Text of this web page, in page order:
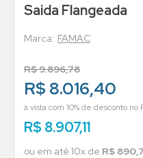
Saida Flangeada
FAMAC
R$9.896,78
R$ 8.016,40
à vista com 10% de desconto no
R$ 8.907,11
ou em até 10x de R$ 890,